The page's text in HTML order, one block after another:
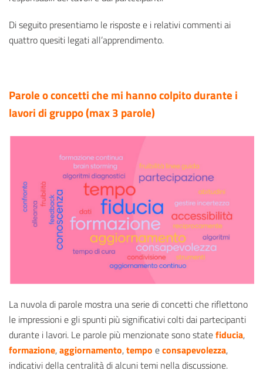
Di seguito presentiamo le risposte e i relativi commenti ai
quattro quesiti legati all’apprendimento.
Parole o concetti che mi hanno colpito durante i
lavori di gruppo(max 3 parole)
La nuvola di parole mostra una serie di concetti che riflettono
le impressioni e gli spunti più significativi colti dai partecipanti
durante i lavori. Le parole più menzionate sono statefiducia,
formazione,aggiornamento,tempo econsapevolezza,
indicativi della centralità di alcuni temi nella discussione.